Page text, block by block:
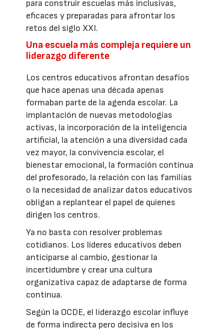
para construir escuelas más inclusivas,
eficaces y preparadas para afrontar los
retos del siglo XXI.
Una escuela más compleja requiere un
liderazgo diferente
Los centros educativos afrontan desafíos
que hace apenas una década apenas
formaban parte de la agenda escolar. La
implantación de nuevas metodologías
activas, la incorporación de la inteligencia
artificial, la atención a una diversidad cada
vez mayor, la convivencia escolar, el
bienestar emocional, la formación continua
del profesorado, la relación con las familias
o la necesidad de analizar datos educativos
obligan a replantear el papel de quienes
dirigen los centros.
Ya no basta con resolver problemas
cotidianos. Los líderes educativos deben
anticiparse al cambio, gestionar la
incertidumbre y crear una cultura
organizativa capaz de adaptarse de forma
continua.
Según la OCDE, el liderazgo escolar influye
de forma indirecta pero decisiva en los